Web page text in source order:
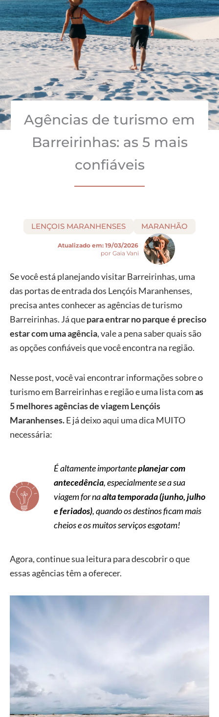
Agências de turismo em
Barreirinhas: as 5 mais
confiáveis
LENÇOIS MARANHENSES MARANHÃO
Atualizado em: 19/03/2026
por Gaia Vani
Se você está planejando visitar Barreirinhas, uma
das portas de entrada dos Lençóis Maranhenses,
precisa antes conhecer as agências de turismo
Barreirinhas. Já quepara entrar no parque é preciso
estar com uma agência, vale a pena saber quais são
as opções confiáveis que você encontra na região.
Nesse post, você vai encontrar informações sobre o
turismo em Barreirinhas e região e uma lista comas
5 melhores agências de viagem Lençóis
Maranhenses.E já deixo aqui uma dica MUITO
necessária:
É altamente importanteplanejar com
antecedência, especialmente se a sua
viagem for naalta temporada (junho, julho
e feriados), quando os destinos ficam mais
cheios e os muitos serviços esgotam!
Agora, continue sua leitura para descobrir o que
essas agências têm a oferecer.